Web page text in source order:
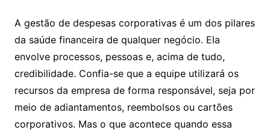
A gestão de despesas corporativas é um dos pilares
da saúde financeira de qualquer negócio. Ela
envolve processos, pessoas e, acima de tudo,
credibilidade. Confia-se que a equipe utilizará os
recursos da empresa de forma responsável, seja por
meio de adiantamentos, reembolsos ou cartões
corporativos. Mas o que acontece quando essa